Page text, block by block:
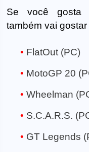
Se você gosta
também vai
FlatOut (PC)
MotoGP 20
Wheelman
S.C.A.R.S.
GT Legends